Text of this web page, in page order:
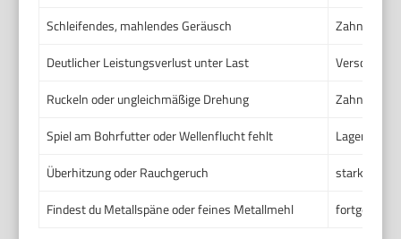
Schleifendes, mahlendes Geräusch
Deutlicher Leistungsverlust unter Last
Ruckeln oder ungleichmäßige Drehung
Spiel am Bohrfutter oder Wellenflucht fehlt
Lagerspiel
Überhitzung oder Rauchgeruch
starker
Findest du Metallspäne oder feines Metallmehl